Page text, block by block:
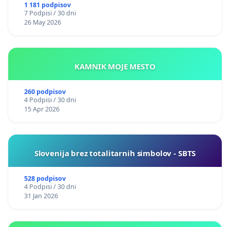
1 181 podpisov
7 Podpisi / 30 dni
26 May 2026
KAMNIK MOJE MESTO
260 podpisov
4 Podpisi / 30 dni
15 Apr 2026
Slovenija brez totalitarnih simbolov - SBTS
528 podpisov
4 Podpisi / 30 dni
31 Jan 2026